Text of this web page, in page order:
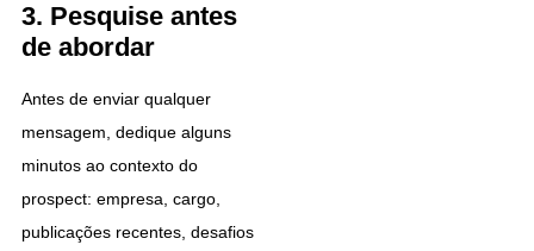
3. Pesquise antes
de abordar
Antes de enviar qualquer
mensagem, dedique alguns
minutos ao contexto do
prospect: empresa, cargo,
publicações recentes, desafios